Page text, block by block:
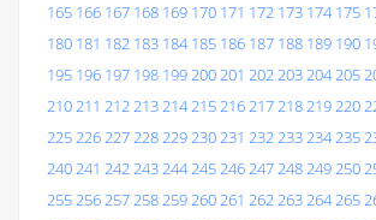
165 166 167 168 169 170 171 172 173 174 175
180 181 182 183 184 185 186 187 188 189 190
195 196 197 198 199200201 202203204205
210211 212213214215216217218219220
225226227228229230231 232233234235
240241 242243244245246247248249250
255256257258259260261 262263264265